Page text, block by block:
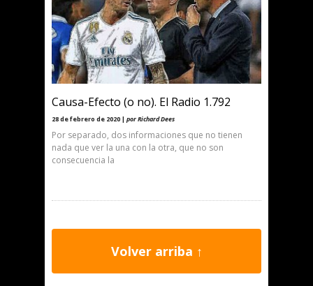
Causa-Efecto (o no). El Radio 1.792
28 de febrero de 2020 | por Richard Dees
Por separado, dos informaciones que no tienen
nada que ver la una con la otra, que no son
consecuencia la
Volver arriba ↑